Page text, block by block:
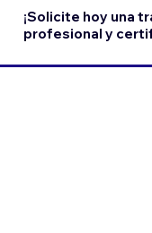
¡Solicite hoy una
profesional y